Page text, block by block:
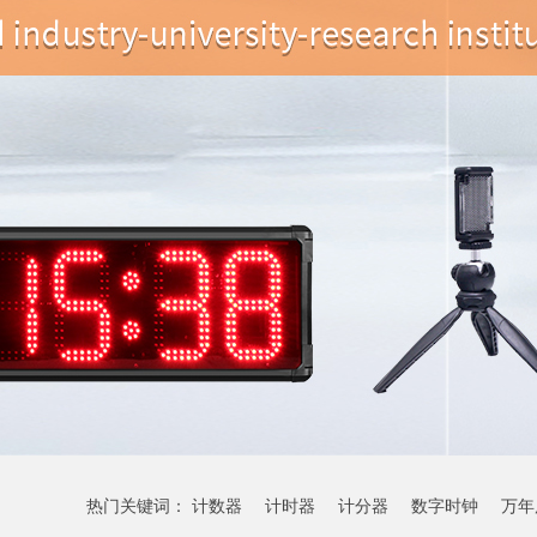
热门关键词： 计数器 计时器 计分器 数字时钟 万